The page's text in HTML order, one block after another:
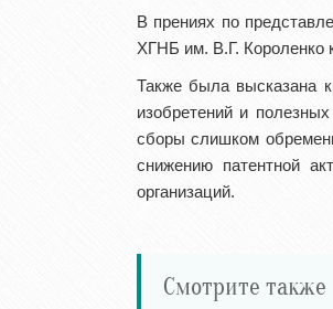
В прениях по
ХГНБ им. В.Г. Короленко
Также была высказана
изобретений и
сборы слишком
снижению патентной
организаций.
Смотрите также